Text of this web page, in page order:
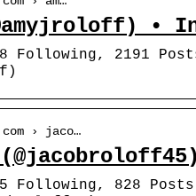
•
Following, 2191
› jaco…
Following, 828